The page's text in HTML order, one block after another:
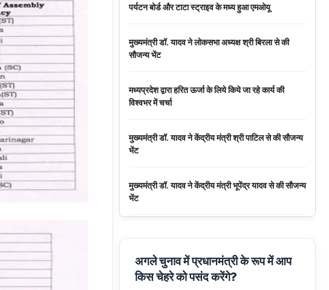
पर्यटन बोर्ड और टाटा स्ट्राइव के मध्य हुआ एमओयू
मुख्यमंत्री डॉ. यादव ने लोकसभा अध्यक्ष श्री बिरला से की
सौजन्य भेंट
मध्यप्रदेश द्वारा हरित ऊर्जा के लिये किये जा रहे कार्य की
विश्वभर में चर्चा
मुख्यमंत्री डॉ. यादव ने केंद्रीय मंत्री श्री पाटिल से की सौजन्य
भेंट
मुख्यमंत्री डॉ. यादव ने केंद्रीय मंत्री भूपेंद्र यादव से की सौजन्य
भेंट
मुख्यमंत्री डॉ. यादव की जनोन्मुखी पहल
अगले चुनाव में प्रधानमंत्री के रूप में आप
किस चेहरे को पसंद करेंगे?